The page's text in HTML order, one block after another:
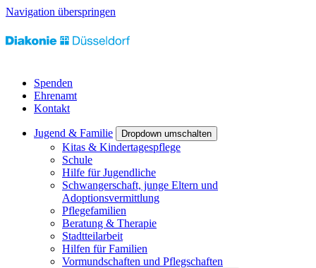
Navigation überspringen
Spenden
Ehrenamt
Kontakt
Jugend & Familie Dropdown umschalten
Kitas & Kindertagespflege
Schule
Hilfe für Jugendliche
Schwangerschaft, junge Eltern und
Adoptionsvermittlung
Pflegefamilien
Beratung & Therapie
Stadtteilarbeit
Hilfen für Familien
Vormundschaften und Pflegschaften